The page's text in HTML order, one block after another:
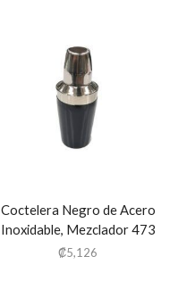
Coctelera Negro de Acero
Inoxidable, Mezclador 473
ml/16 oz
₡5,126